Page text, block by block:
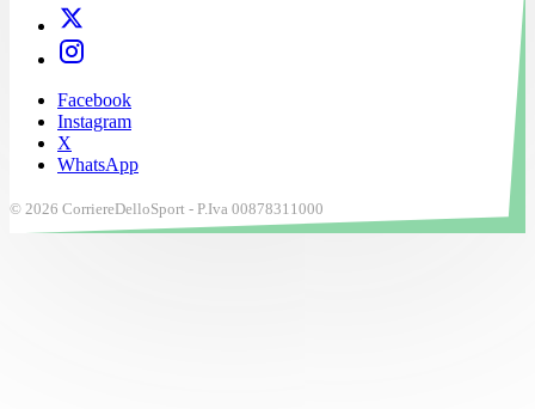
Facebook
Instagram
X
WhatsApp
© 2026 CorriereDelloSport - P.Iva 00878311000